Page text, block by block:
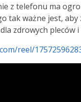
z telefonu ma
tak ważne jest,
zdrowych pleców
reel/